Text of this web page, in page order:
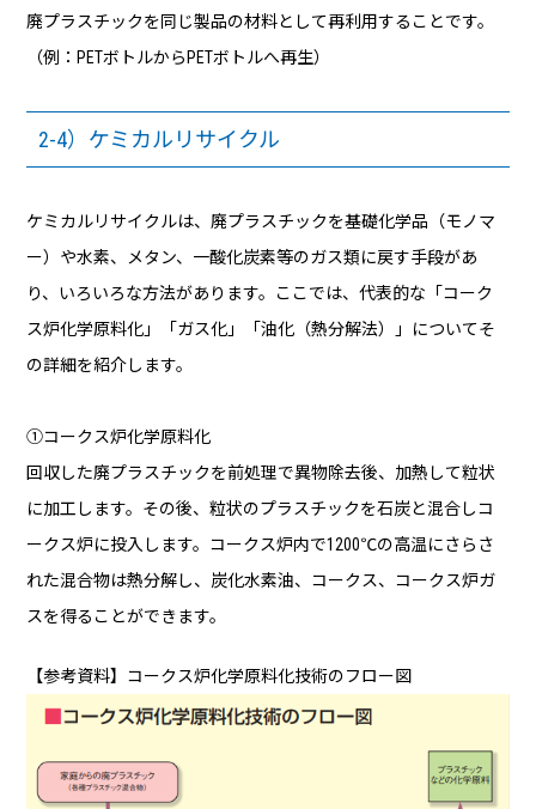
廃プラスチックを同じ製品の材料として再利用することです。
（例：PETボトルからPETボトルへ再生）
2-4）ケミカルリサイクル
ケミカルリサイクルは、廃プラスチックを基礎化学品（モノマ
ー）や水素、メタン、一酸化炭素等のガス類に戻す手段があ
り、いろいろな方法があります。ここでは、代表的な「コーク
ス炉化学原料化」「ガス化」「油化（熱分解法）」についてそ
の詳細を紹介します。
①コークス炉化学原料化
回収した廃プラスチックを前処理で異物除去後、加熱して粒状
に加工します。その後、粒状のプラスチックを石炭と混合しコ
ークス炉に投入します。コークス炉内で1200℃の高温にさらさ
れた混合物は熱分解し、炭化水素油、コークス、コークス炉ガ
スを得ることができます。
【参考資料】コークス炉化学原料化技術のフロー図